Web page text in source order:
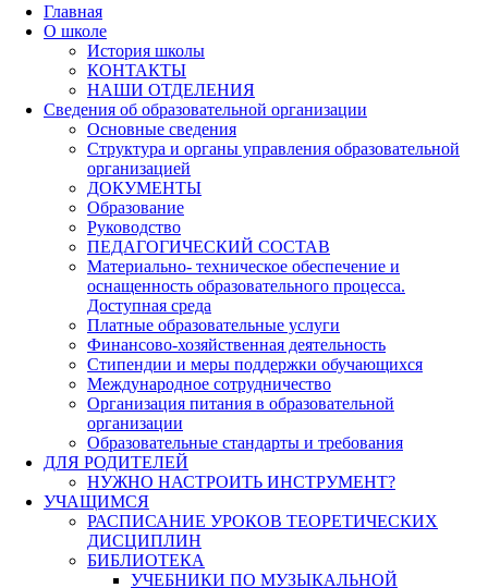
Главная
О школе
История школы
КОНТАКТЫ
НАШИ ОТДЕЛЕНИЯ
Сведения об образовательной организации
Основные сведения
Структура и органы управления образовательной
организацией
ДОКУМЕНТЫ
Образование
Руководство
ПЕДАГОГИЧЕСКИЙ СОСТАВ
Материально- техническое обеспечение и
оснащенность образовательного процесса.
Доступная среда
Платные образовательные услуги
Финансово-хозяйственная деятельность
Стипендии и меры поддержки обучающихся
Международное сотрудничество
Организация питания в образовательной
организации
Образовательные стандарты и требования
ДЛЯ РОДИТЕЛЕЙ
НУЖНО НАСТРОИТЬ ИНСТРУМЕНТ?
УЧАЩИМСЯ
РАСПИСАНИЕ УРОКОВ ТЕОРЕТИЧЕСКИХ
ДИСЦИПЛИН
БИБЛИОТЕКА
УЧЕБНИКИ ПО МУЗЫКАЛЬНОЙ